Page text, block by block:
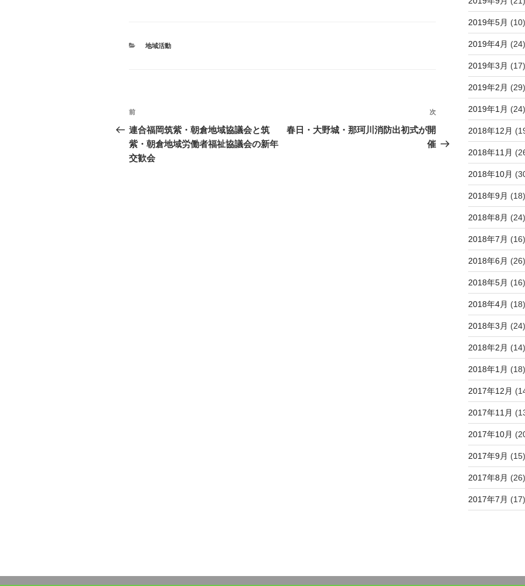
e
b
カ
地域活動
投
稿
ナ
過
去
の
投
前
連合福岡筑紫・朝倉地域協議会と筑
紫・朝倉地域労働者福祉協議会の新年
交歓会
次
の
投
次
春日・大野城・那珂川消防出初式が開
催
2019年5月 (10)
2019年4月 (24)
2019年3月 (17)
2019年2月 (29)
2019年1月 (24)
2018年12月
2018年11月
2018年10月
2018年9月 (18)
2018年8月 (24)
2018年7月 (16)
2018年6月 (26)
2018年5月 (16)
2018年4月 (18)
2018年3月 (24)
2018年2月 (14)
2018年1月 (18)
2017年12月
2017年11月
2017年10月
2017年9月 (15)
2017年8月 (26)
2017年7月 (17)